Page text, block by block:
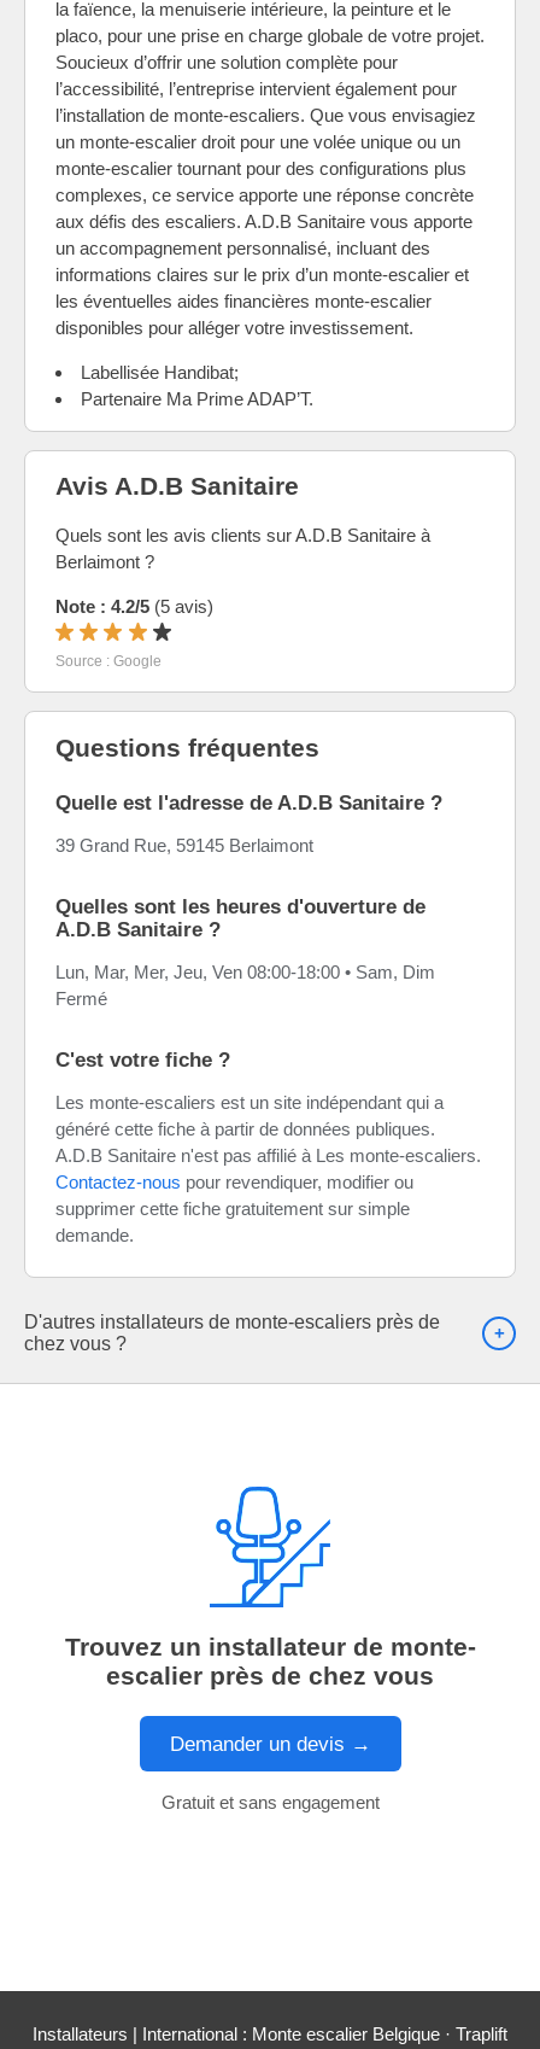
la faïence, la menuiserie intérieure, la peinture et le
placo, pour une prise en charge globale de votre projet.
Soucieux d’offrir une solution complète pour
l’accessibilité, l’entreprise intervient également pour
l’installation de monte-escaliers. Que vous envisagiez
un monte-escalier droit pour une volée unique ou un
monte-escalier tournant pour des configurations plus
complexes, ce service apporte une réponse concrète
aux défis des escaliers. A.D.B Sanitaire vous apporte
un accompagnement personnalisé, incluant des
informations claires sur le prix d’un monte-escalier et
les éventuelles aides financières monte-escalier
disponibles pour alléger votre investissement.
Labellisée Handibat;
Partenaire Ma Prime ADAP’T.
Avis A.D.B Sanitaire
Quels sont les avis clients sur A.D.B Sanitaire à
Berlaimont ?
Note : 4.2/5 (5 avis)
Source : Google
Questions fréquentes
Quelle est l'adresse de A.D.B Sanitaire ?
39 Grand Rue, 59145 Berlaimont
Quelles sont les heures d'ouverture de
A.D.B Sanitaire ?
Lun, Mar, Mer, Jeu, Ven 08:00-18:00 • Sam, Dim
Fermé
C'est votre fiche ?
Les monte-escaliers est un site indépendant qui a
généré cette fiche à partir de données publiques.
A.D.B Sanitaire n'est pas affilié à Les monte-escaliers.
Contactez-nous pour revendiquer, modifier ou
supprimer cette fiche gratuitement sur simple
demande.
D'autres installateurs de monte-escaliers près de
chez vous ?
Trouvez un installateur de monte-
escalier près de chez vous
Demander un devis →
Gratuit et sans engagement
Installateurs | International : Monte escalier Belgique · Traplift